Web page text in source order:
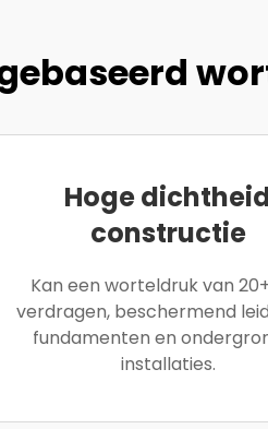
Hoge
constructie
Kan een worteldruk van
verdragen, beschermend
fundamenten en
installaties.